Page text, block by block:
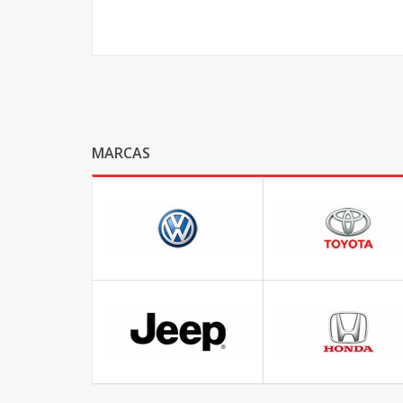
MARCAS